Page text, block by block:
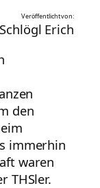
Veröffentlicht von:
Schlögl Erich
den
immerhin
waren
THSler.